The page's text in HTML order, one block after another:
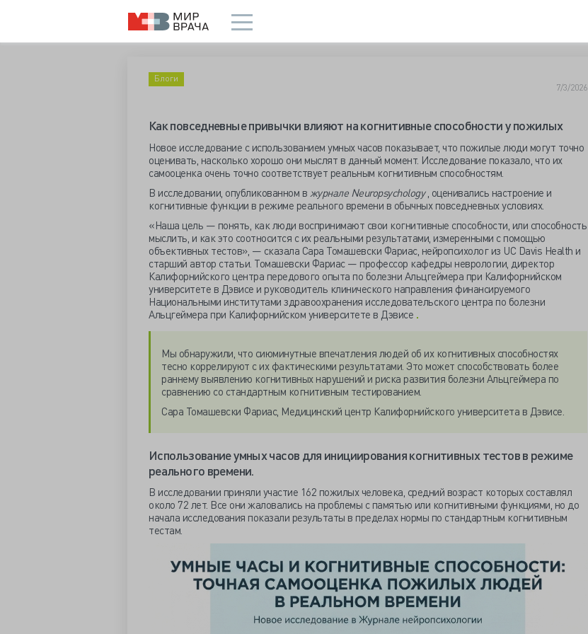
Блоги
7/3/2026
Как повседневные привычки влияют на когнитивные способности у пожилых
Новое исследование с использованием умных часов показывает, что пожилые люди могут точно
оценивать, насколько хорошо они мыслят в данный момент. Исследование показало, что их
самооценка очень точно соответствует реальным когнитивным способностям.
В исследовании, опубликованном в журнале Neuropsychology, оценивались настроение и
когнитивные функции в режиме реального времени в обычных повседневных условиях.
«Наша цель — понять, как люди воспринимают свои когнитивные способности, или способность
мыслить, и как это соотносится с их реальными результатами, измеренными с помощью
объективных тестов», — сказала Сара Томашевски Фариас, нейропсихолог из UC Davis Health и
старший автор статьи. Томашевски Фариас — профессор кафедры неврологии, директор
Калифорнийского центра передового опыта по болезни Альцгеймера при Калифорнийском
университете в Дэвисе и руководитель клинического направления финансируемого
Национальными институтами здравоохранения исследовательского центра по болезни
Альцгеймера при Калифорнийском университете в Дэвисе .
Мы обнаружили, что сиюминутные впечатления людей об их когнитивных способностях
тесно коррелируют с их фактическими результатами. Это может способствовать более
раннему выявлению когнитивных нарушений и риска развития болезни Альцгеймера по
сравнению со стандартным когнитивным тестированием.
Сара Томашевски Фариас, Медицинский центр Калифорнийского университета в Дэвисе.
Использование умных часов для инициирования когнитивных тестов в режиме
реального времени.
В исследовании приняли участие 162 пожилых человека, средний возраст которых составлял
около 72 лет. Все они жаловались на проблемы с памятью или когнитивными функциями, но до
начала исследования показали результаты в пределах нормы по стандартным когнитивным
тестам.